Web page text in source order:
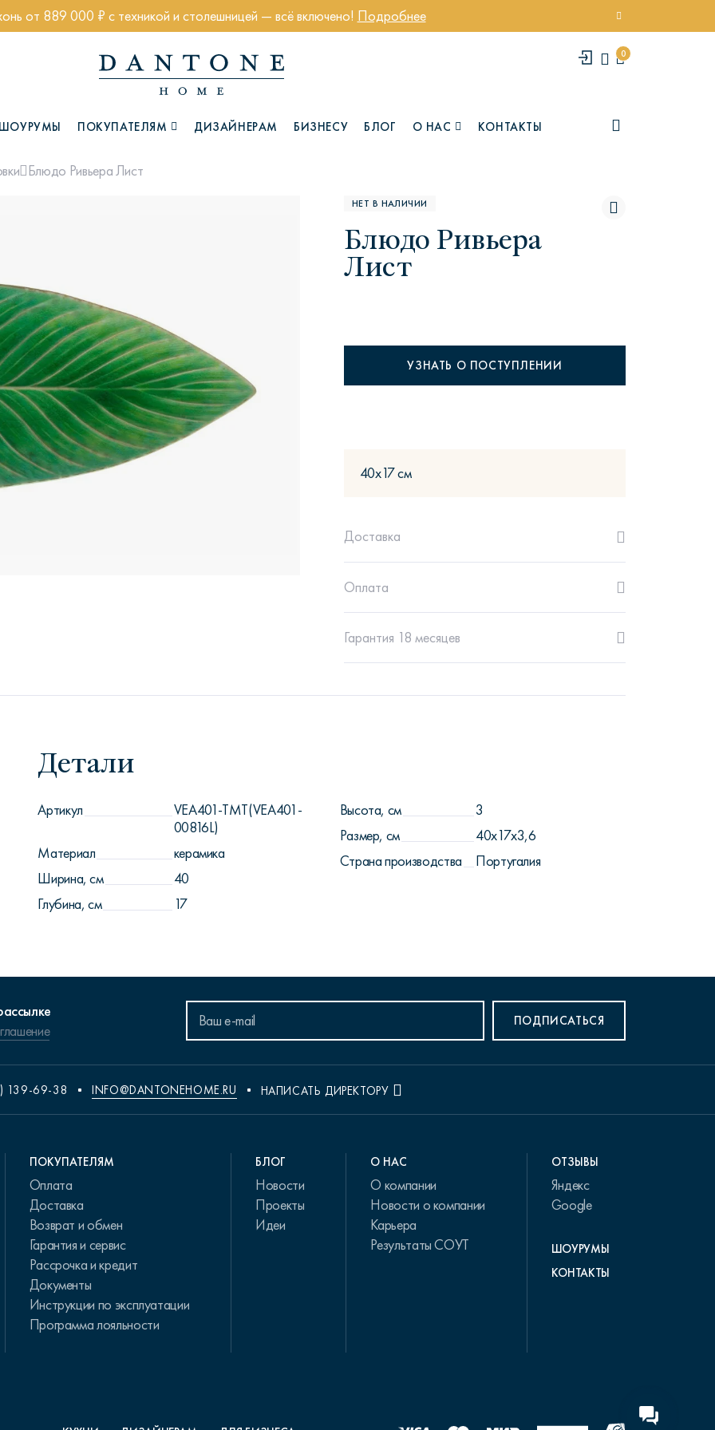
от 889 000 ₽ с техникой и столешницей — всё включено! Подробнее
0
ШОУРУМЫ ПОКУПАТЕЛЯМ ДИЗАЙНЕРАМ БИЗНЕСУ БЛОГ О НАС КОНТАКТЫ
Глазго
Сити
Бэйсик
Блюдо Ривьера Лист
НЕТ В НАЛИЧИИ
Блюдо Ривьера
Лист
УЗНАТЬ О ПОСТУПЛЕНИИ
40х17 см
Доставка
Оплата
Гарантия 18 месяцев
Детали
Артикул
VEA401-TMT(VEA401-
00816L)
Материал
керамика
Ширина, см
40
Глубина, см
17
Высота, см
3
Размер, см
40х17х3,6
Страна производства
Португалия
ПОДПИСАТЬСЯ
139-69-38 INFO@DANTONEHOME.RU НАПИСАТЬ ДИРЕКТОРУ
ПОКУПАТЕЛЯМ
Оплата
Доставка
Возврат и обмен
Гарантия и сервис
Рассрочка и кредит
Документы
Инструкции по эксплуатации
Программа лояльности
БЛОГ
Новости
Проекты
Идеи
О НАС
О компании
Новости о компании
Карьера
Результаты СОУТ
ОТЗЫВЫ
Яндекс
Google
ШОУРУМЫ
КОНТАКТЫ